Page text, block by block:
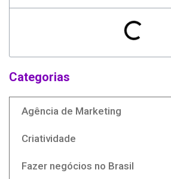
Categorias
Agência de Marketing
Criatividade
Fazer negócios no Brasil